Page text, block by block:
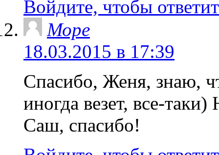
Войдите, чтобы
Море
18.03.2015 в 17:39
Спасибо, Женя, знаю,
иногда везет, все-таки)
Саш, спасибо!